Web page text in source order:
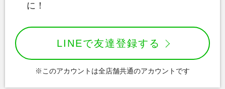
に！
LINEで友達登録する
※このアカウントは全店舗共通のアカウントです